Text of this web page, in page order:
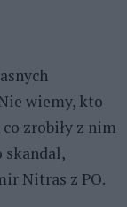
wiemy, kto
zrobiły z nim
skandal,
Nitras z PO.